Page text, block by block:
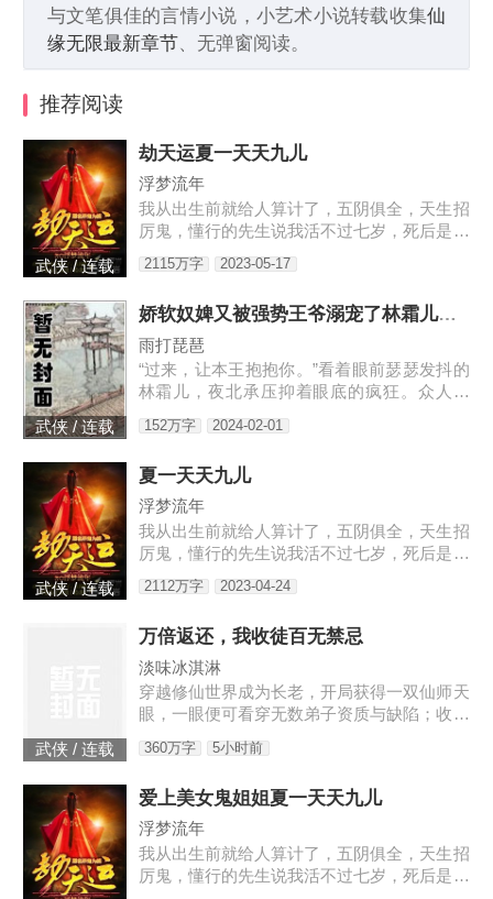
与文笔俱佳的言情小说，小艺术小说转载收集仙
缘无限最新章节、无弹窗阅读。
推荐阅读
武侠 / 连载
劫天运夏一天天九儿
浮梦流年
我从出生前就给人算计了，五阴俱全，天生招
厉鬼，懂行的先生说我活不过七岁，死后是要
给人养成血衣小鬼害人的。外婆为了救我，给
我娶了童养媳，让我过起了安生日子，虽然后
2115万字 2023-05-17
武侠 / 连载
娇软奴婢又被强势王爷溺宠了林霜儿夜北承
雨打琵琶
“过来，让本王抱抱你。”看着眼前瑟瑟发抖的
林霜儿，夜北承压抑着眼底的疯狂。众人皆
偏宠幸了一个婢女，还当宝贝似的捧在手心。
不该沉迷于主子的宠爱。可这位主子，替她撑
腰，在她面前屈尊降贵，还给了她独一无二的
偏宠。林霜儿泥足深陷，心里眼里都只容得下
他。可是后来，主子带回一个姑娘，那姑娘
152万字 2024-02-01
武侠 / 连载
夏一天天九儿
浮梦流年
我从出生前就给人算计了，五阴俱全，天生招
厉鬼，懂行的先生说我活不过七岁，死后是要
给人养成血衣小鬼害人的。外婆为了救我，给
我娶了童养媳，让我过起了安生日子，虽然后
2112万字 2023-04-24
武侠 / 连载
万倍返还，我收徒百无禁忌
淡味冰淇淋
穿越修仙世界成为长老，开局获得一双仙师天
眼，一眼便可看穿无数弟子资质与缺陷；收徒
我越强。 自此，张云开启了一条收徒养徒之
百倍返还，你突破到了筑基期巅峰！” “你培养
徒弟修为从筑基期突破，获得千倍返还，你突
破到了金丹期巅峰！” “你培养徒弟修为从金丹
期突破，获得万倍返还，你突破到了元婴期巅
360万字 5小时前
爱上美女鬼姐姐夏一天天九儿
浮梦流年
我从出生前就给人算计了，五阴俱全，天生招
厉鬼，懂行的先生说我活不过七岁，死后是要